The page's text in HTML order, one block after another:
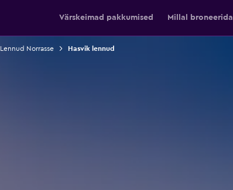
Värskeimad pakkumised Millal broneerida
Lennud Norrasse Hasvik lennud